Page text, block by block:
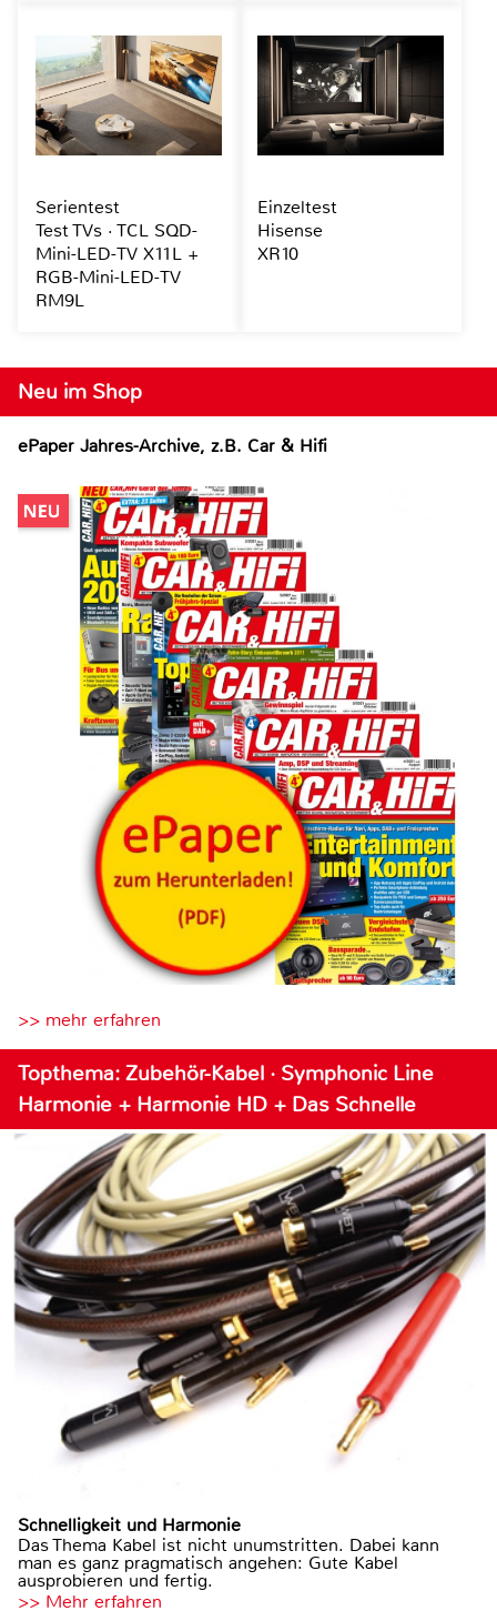
Neu im Shop
ePaper Jahres-Archive, z.B. Car & Hifi
>> mehr erfahren
Topthema: Zubehör-Kabel · Symphonic Line
Harmonie + Harmonie HD + Das Schnelle
Schnelligkeit und Harmonie
Das Thema Kabel ist nicht unumstritten. Dabei kann
man es ganz pragmatisch angehen: Gute Kabel
ausprobieren und fertig.
>> Mehr erfahren
Serientest
Test TVs · TCL SQD-
Mini-LED-TV X11L +
RGB-Mini-LED-TV
RM9L
Einzeltest
Hisense
XR10